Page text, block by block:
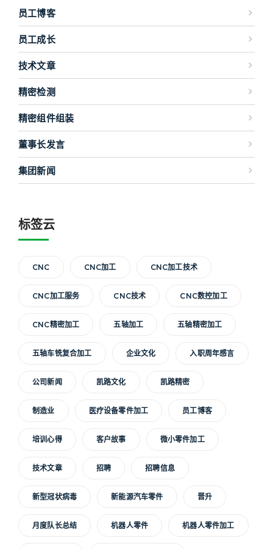
员工博客
员工成长
技术文章
精密检测
精密组件组装
董事长发言
集团新闻
标签云
CNC CNC加工 CNC加工技术
CNC加工服务 CNC技术 CNC数控加工
CNC精密加工 五轴加工 五轴精密加工
五轴车铣复合加工 企业文化 入职周年感言
公司新闻 凯路文化 凯路精密
制造业 医疗设备零件加工 员工博客
培训心得 客户故事 微小零件加工
技术文章 招聘 招聘信息
新型冠状病毒 新能源汽车零件 晋升
月度队长总结 机器人零件 机器人零件加工